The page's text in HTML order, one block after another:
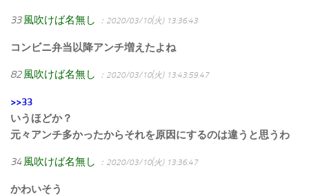
33 風吹けば名無し ：2020/03/10(火) 13:36:43
コンビニ弁当以降アンチ増えたよね
82 風吹けば名無し ：2020/03/10(火) 13:43:59.47
>>33
いうほどか？
元々アンチ多かったからそれを原因にするのは違うと思うわ
34 風吹けば名無し ：2020/03/10(火) 13:36:47
かわいそう